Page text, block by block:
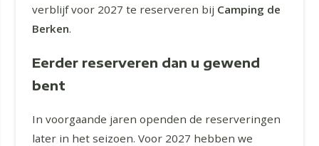
verblijf voor 2027 te reserveren bij Camping de
Berken.
Eerder reserveren dan u gewend
bent
In voorgaande jaren openden de reserveringen
later in het seizoen. Voor 2027 hebben we